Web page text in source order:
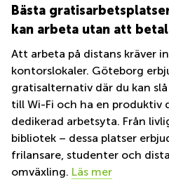
Bästa
kan arbeta utan att
Att arbeta på distans kräver
kontorslokaler. Göteborg
gratisalternativ där du kan
till Wi-Fi och ha en produktiv
dedikerad arbetsyta. Från
bibliotek – dessa platser
frilansare, studenter och
omväxling. Läs mer